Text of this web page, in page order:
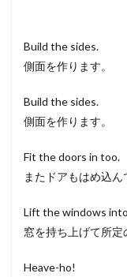
Build the sides.
側面を作ります。
Build the sides.
側面を作ります。
Fit the doors in too.
またドアもはめ込ん
Lift the windows
窓を持ち上げて所定
Heave-ho!